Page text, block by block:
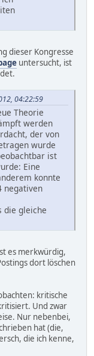
dieser Kongresse
untersucht, ist
04:22:59
Theorie
werden
der von
wurde
ist
Eine
konnte
negativen
die gleiche
es merkwürdig,
dort löschen
kritische
Und zwar
Nur nebenbei,
hat (die,
die ich kenne,